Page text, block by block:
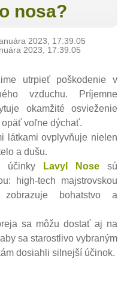
nosa?
2023, 17:39.05
2023, 17:39.05
utrpieť poškodenie v
vzduchu. Príjemne
okamžité osvieženie
voľne dýchať.
látkami ovplyvňuje nielen
a dušu.
účinky
Lavyl Nosesú
high-tech majstrovskou
bohatstvo a
sa môžu dostať aj na
sa starostlivo vybraným
dosiahli silnejší účinok.